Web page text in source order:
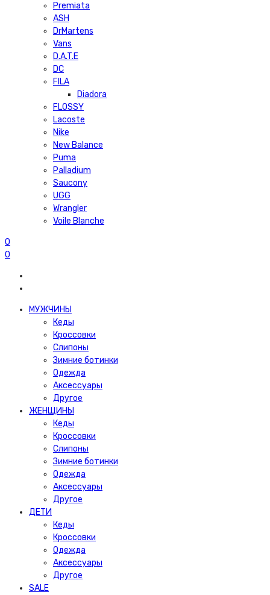
Premiata
ASH
DrMartens
Vans
D.A.T.E
DC
FILA
Diadora
FLOSSY
Lacoste
Nike
New Balance
Puma
Palladium
Saucony
UGG
Wrangler
Voile Blanche
0
0
МУЖЧИНЫ
Кеды
Кроссовки
Слипоны
Зимние ботинки
Одежда
Аксессуары
Другое
ЖЕНЩИНЫ
Кеды
Кроссовки
Слипоны
Зимние ботинки
Одежда
Аксессуары
Другое
ДЕТИ
Кеды
Кроссовки
Одежда
Аксессуары
Другое
SALE